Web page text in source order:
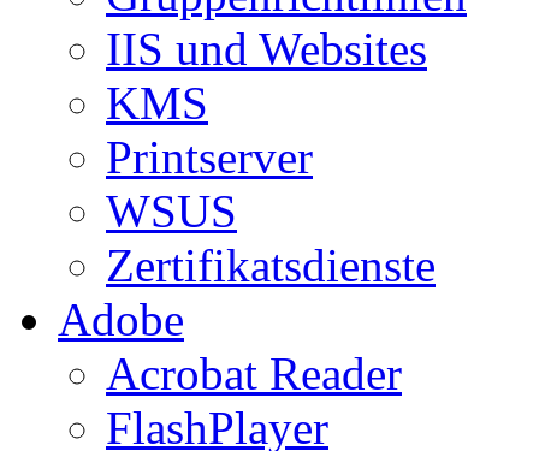
IIS und Websites
KMS
Printserver
WSUS
Zertifikatsdienste
Adobe
Acrobat Reader
FlashPlayer